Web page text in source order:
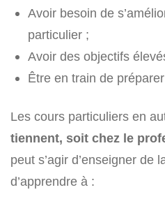
Avoir besoin de
particulier ;
Avoir des objectifs
Être en train de
Les cours particuliers en
tiennent, soit chez le
peut s’agir d’enseigner de
d’apprendre à :